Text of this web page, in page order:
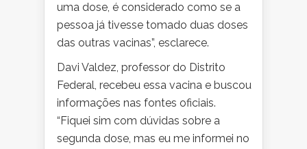
uma dose, é considerado como se a
pessoa já tivesse tomado duas doses
das outras vacinas”, esclarece.
Davi Valdez, professor do Distrito
Federal, recebeu essa vacina e buscou
informações nas fontes oficiais.
“Fiquei sim com dúvidas sobre a
segunda dose, mas eu me informei no